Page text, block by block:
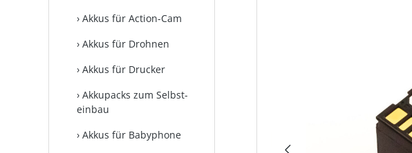
Akkus für Action-Cam
Akkus für Drohnen
Akkus für Drucker
Akkupacks zum Selbst­
einbau
Akkus für Babyphone